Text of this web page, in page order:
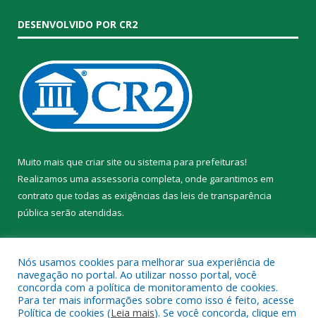
DESENVOLVIDO POR CR2
Muito mais que criar site ou sistema para prefeituras!
Realizamos uma assessoria completa, onde garantimos em
contrato que todas as exigências das leis de transparência
pública serão atendidas.
Nós usamos cookies para melhorar sua experiência de
navegação no portal. Ao utilizar nosso portal, você
concorda com a política de monitoramento de cookies.
Para ter mais informações sobre como isso é feito, acesse
Política de cookies (Leia mais). Se você concorda, clique em